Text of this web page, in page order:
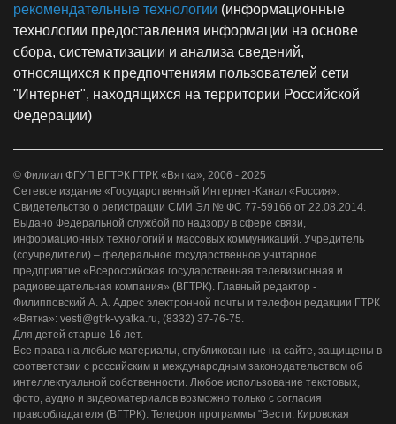
рекомендательные технологии (информационные
технологии предоставления информации на основе
сбора, систематизации и анализа сведений,
относящихся к предпочтениям пользователей сети
"Интернет", находящихся на территории Российской
Федерации)
© Филиал ФГУП ВГТРК ГТРК «Вятка», 2006 - 2025
Сетевое издание «Государственный Интернет-Канал «Россия».
Свидетельство о регистрации СМИ Эл № ФС 77-59166 от 22.08.2014.
Выдано Федеральной службой по надзору в сфере связи,
информационных технологий и массовых коммуникаций. Учредитель
(соучредители) – федеральное государственное унитарное
предприятие «Всероссийская государственная телевизионная и
радиовещательная компания» (ВГТРК). Главный редактор -
Филипповский А. А. Адрес электронной почты и телефон редакции ГТРК
«Вятка»: vesti@gtrk-vyatka.ru, (8332) 37-76-75.
Для детей старше 16 лет.
Все права на любые материалы, опубликованные на сайте, защищены в
соответствии с российским и международным законодательством об
интеллектуальной собственности. Любое использование текстовых,
фото, аудио и видеоматериалов возможно только с согласия
правообладателя (ВГТРК). Телефон программы "Вести. Кировская